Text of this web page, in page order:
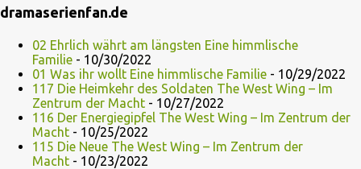
dramaserienfan.de
02 Ehrlich währt am längsten Eine himmlische
Familie - 10/30/2022
01 Was ihr wollt Eine himmlische Familie - 10/29/2022
117 Die Heimkehr des Soldaten The West Wing – Im
Zentrum der Macht - 10/27/2022
116 Der Energiegipfel The West Wing – Im Zentrum der
Macht - 10/25/2022
115 Die Neue The West Wing – Im Zentrum der
Macht - 10/23/2022